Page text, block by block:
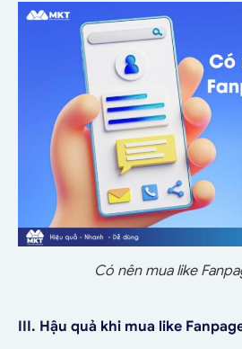
Có nên mua like
III. Hậu quả khi mua like